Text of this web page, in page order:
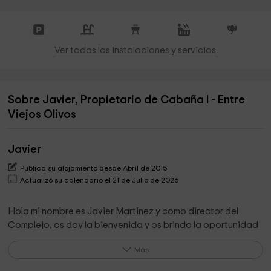
Ver todas las instalaciones y servicios
Sobre Javier, Propietario de Cabaña I - Entre
Viejos Olivos
Javier
Publica su alojamiento desde Abril de 2015
Actualizó su calendario el 21 de Julio de 2026
Hola mi nombre es Javier Martinez y como director del
Complejo, os doy la bienvenida y os brindo la oportunidad
aquellas personas que buscan formas diferentes de
Más